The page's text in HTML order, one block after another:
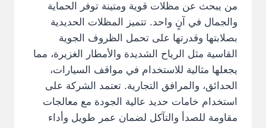
من يبحث عن مظلات قوية ومتينة توفر الحماية
والجمال في آنٍ واحد. تتميز المظلات الحديدية
بصلابتها وقدرتها على تحمل الظروف الجوية
القاسية مثل الرياح الشديدة والأمطار الغزيرة، مما
يجعلها مثالية للاستخدام في مواقف السيارات،
الحدائق، والمرافق التجارية. تعتمد الشركة على
استخدام خامات حديد عالية الجودة مع معالجات
مقاومة للصدأ والتآكل لضمان عمر طويل وأداء